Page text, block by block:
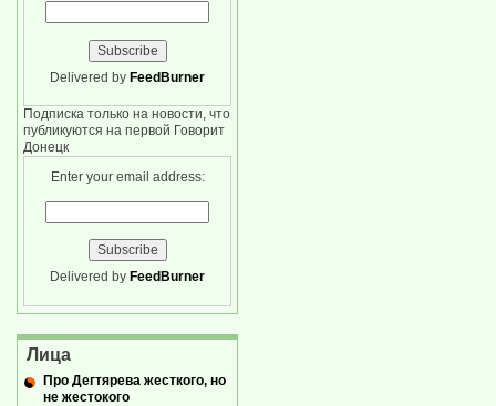
Delivered by FeedBurner
Подписка только на новости, что
публикуются на первой Говорит
Донецк
Enter your email address:
Delivered by FeedBurner
Лица
Про Дегтярева жесткого, но
не жестокого